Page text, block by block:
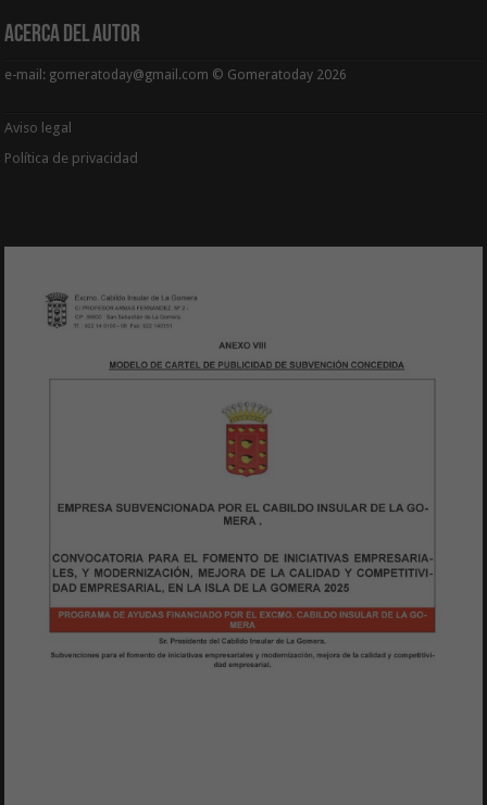
Acerca del Autor
e-mail: gomeratoday@gmail.com © Gomeratoday 2026
Aviso legal
Política de privacidad